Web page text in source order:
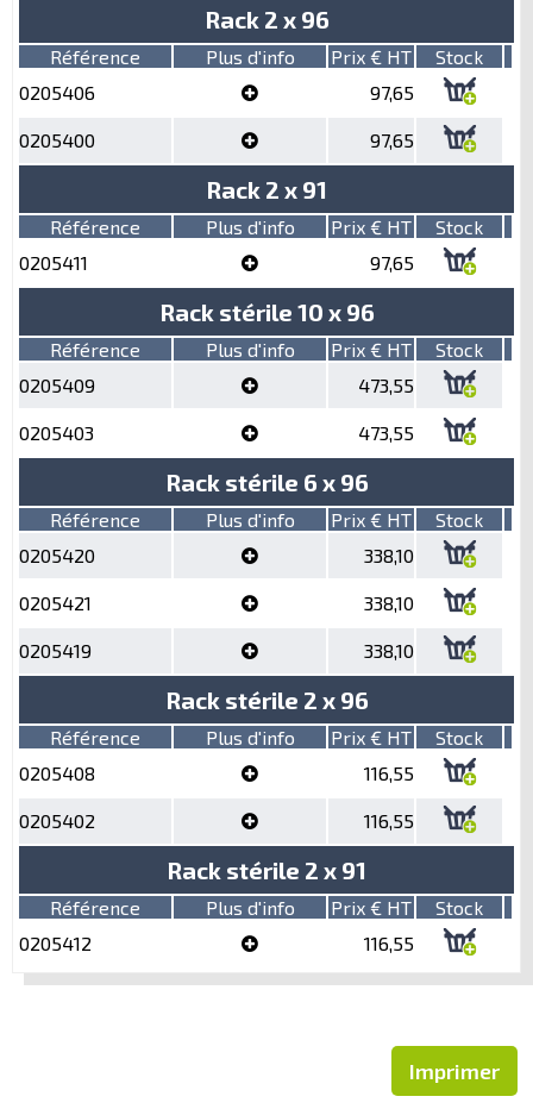
Rack 2 x 96
Référence Plus d'info Prix € HT
Stock
0205406
97,65
0205400 97,65
Rack 2 x 91
Référence Plus d'info Prix € HT
Stock
0205411
97,65
Rack stérile 10 x 96
Référence Plus d'info Prix € HT
Stock
0205409
473,55
0205403 473,55
Rack stérile 6 x 96
Référence Plus d'info Prix € HT
Stock
0205420
338,10
0205421 338,10
0205419 338,10
Rack stérile 2 x 96
Référence Plus d'info Prix € HT
Stock
0205408
116,55
0205402 116,55
Rack stérile 2 x 91
Référence Plus d'info Prix € HT
Stock
0205412
116,55
Imprimer